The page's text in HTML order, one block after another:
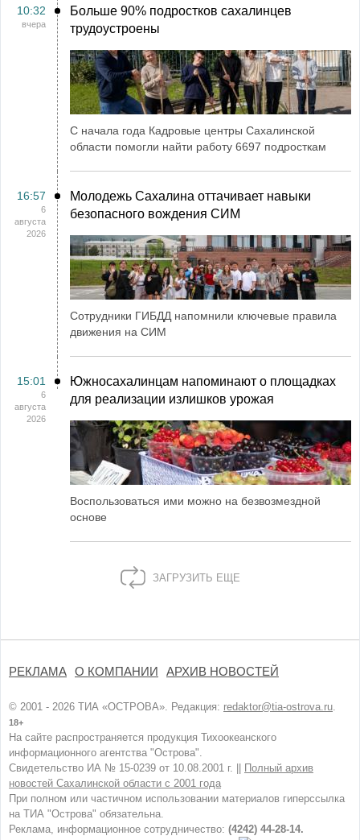
10:32
вчера
Больше 90% подростков сахалинцев
трудоустроены
С начала года Кадровые центры Сахалинской
области помогли найти работу 6697 подросткам
16:57
6
августа
2026
Молодежь Сахалина оттачивает навыки
безопасного вождения СИМ
Сотрудники ГИБДД напомнили ключевые правила
движения на СИМ
15:01
6
августа
2026
Южносахалинцам напоминают о площадках
для реализации излишков урожая
Воспользоваться ими можно на безвозмездной
основе
ЗАГРУЗИТЬ ЕЩЕ
РЕКЛАМА О КОМПАНИИ АРХИВ НОВОСТЕЙ
© 2001 - 2026 ТИА «ОСТРОВА». Редакция: redaktor@tia-ostrova.ru
18+
На сайте распространяется продукция Тихоокеанского
информационного агентства "Острова".
Свидетельство ИА № 15-0239 от 10.08.2001 г. || Полный архив
новостей Сахалинской области с 2001 года
При полном или частичном использовании материалов гиперссылка
на ТИА "Острова" обязательна.
Реклама, информационное сотрудничество: (4242) 44-28-14.